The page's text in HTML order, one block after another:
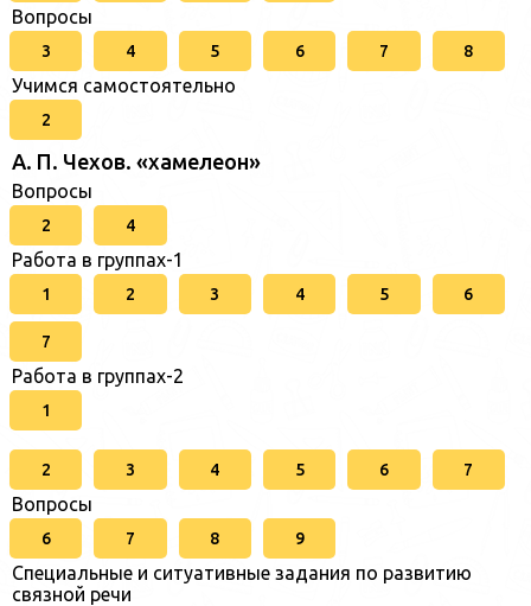
Вопросы
3 4 5 6 7 8
Учимся самостоятельно
2
А. П. Чехов. «хамелеон»
Вопросы
2 4
Работа в группах-1
1 2 3 4 5 6
7
Работа в группах-2
1
2 3 4 5 6 7
Вопросы
6 7 8 9
Специальные и ситуативные задания по развитию
связной речи